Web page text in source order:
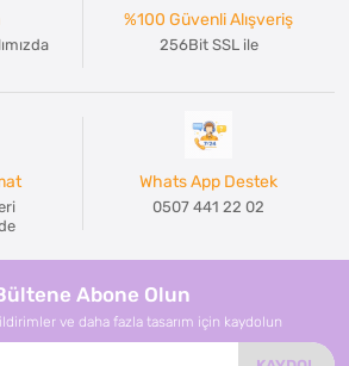
%100 Güvenli Alışveriş
256Bit SSL ile
Whats App Destek
0507 441 22 02
Abone Olun
ve daha fazla tasarım için kaydolun